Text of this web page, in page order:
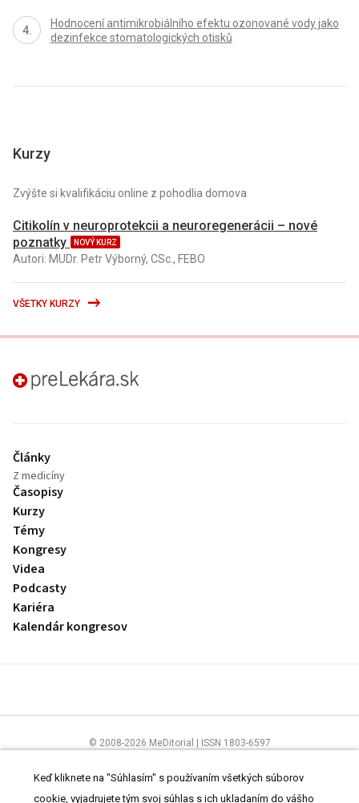
Hodnocení antimikrobiálního efektu ozonované vody jako
dezinfekce stomatologických otisků
Kurzy
Zvýšte si kvalifikáciu online z pohodlia domova
Citikolín v neuroprotekcii a neuroregenerácii – nové
poznatky
NOVÝ KURZ
Autori: MUDr. Petr Výborný, CSc., FEBO
VŠETKY KURZY
preLekára.sk
Články
Z medicíny
Časopisy
Kurzy
Témy
Kongresy
Videa
Podcasty
Kariéra
Kalendár kongresov
© 2008-2026 MeDitorial | ISSN 1803-6597
ČítajteprehlásenieaZásady spracovania osobných údajov
Keď kliknete na "Súhlasím" s používaním všetkých súborov
cookie, vyjadrujete tým svoj súhlas s ich ukladaním do vášho